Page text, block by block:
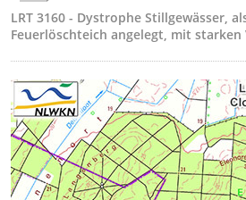
LRT 3160 - Dystrophe Stillgewässer,
Feuerlöschteich angelegt, mit